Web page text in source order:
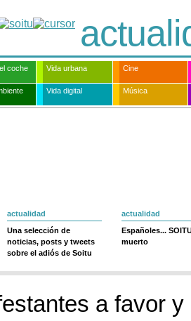
coche Vida urbana Cine
Vida digital Música
actualidad
Una selección de
noticias, posts y tweets
sobre el adiós de Soitu
actualidad
Españoles...
muerto
a favor